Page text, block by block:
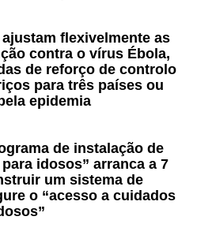
flexivelmente as
contra o vírus Ébola,
de reforço de controlo
para três países ou
epidemia
de instalação de
idosos” arranca a 7
um sistema de
o “acesso a cuidados